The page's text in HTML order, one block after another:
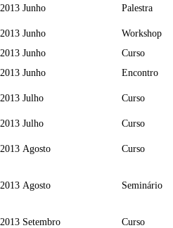
2013 Junho Palestra
2013 Junho Workshop
2013 Junho Curso
2013 Junho Encontro
2013 Julho Curso
2013 Julho Curso
2013 Agosto Curso
2013 Agosto Seminário
2013 Setembro Curso